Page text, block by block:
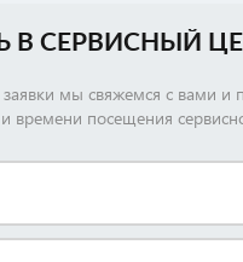
В СЕРВИСНЫЙ
заявки мы свяжемся с вами и
времени посещения